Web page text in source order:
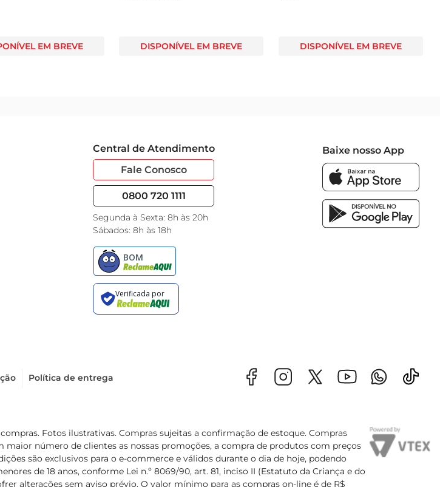
EM BREVE DISPONÍVEL EM BREVE DISPONÍVEL EM BREVE
Central de Atendimento
Fale Conosco
0800 720 1111
Segunda à Sexta: 8h às 20h
Sábados: 8h às 18h
Baixe nosso App
Política de entrega
Fotos ilustrativas. Compras sujeitas a confirmação de estoque. Compras
número de clientes as nossas promoções, a compra de produtos com preços
são exclusivos para o e-commerce e válidos durante o dia de hoje, podendo
de 18 anos, conforme Lei n.º 8069/90, art. 81, inciso II (Estatuto da Criança e do
alterações sem aviso prévio. O valor mínimo para as compras on-line é de R$